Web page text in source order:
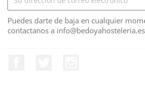
Puedes darte de baja en cualquier
contactanos a